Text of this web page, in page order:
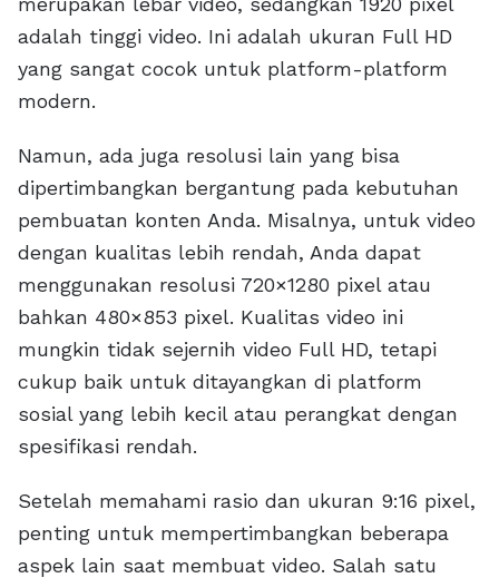
adalah tinggi video. Ini adalah ukuran Full HD
yang sangat cocok untuk platform-platform
modern.
Namun, ada juga resolusi lain yang bisa
dipertimbangkan bergantung pada kebutuhan
pembuatan konten Anda. Misalnya, untuk video
dengan kualitas lebih rendah, Anda dapat
menggunakan resolusi 720×1280 pixel atau
bahkan 480×853 pixel. Kualitas video ini
mungkin tidak sejernih video Full HD, tetapi
cukup baik untuk ditayangkan di platform
sosial yang lebih kecil atau perangkat dengan
spesifikasi rendah.
Setelah memahami rasio dan ukuran 9:16 pixel,
penting untuk mempertimbangkan beberapa
aspek lain saat membuat video. Salah satu